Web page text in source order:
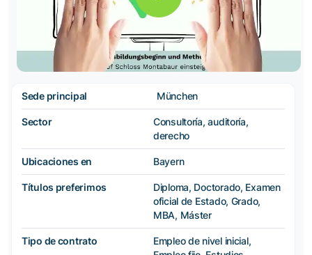
Sede principal München
Sector
Consultoría, auditoría,
derecho
Ubicaciones en Bayern
Títulos preferimos
Diploma, Doctorado, Examen
oficial de Estado, Grado,
MBA, Máster
Tipo de contrato
Empleo de nivel inicial,